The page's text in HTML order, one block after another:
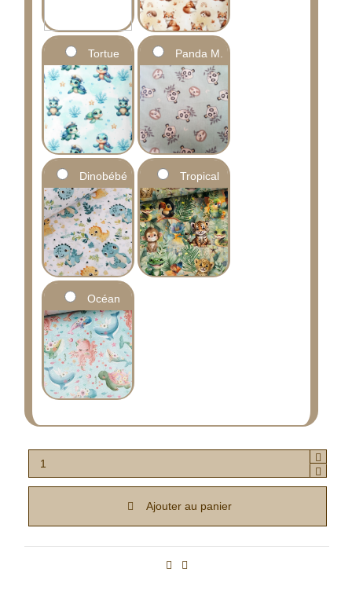
Tortue Panda M.
Dinobébé Tropical
Océan
Ajouter au panier